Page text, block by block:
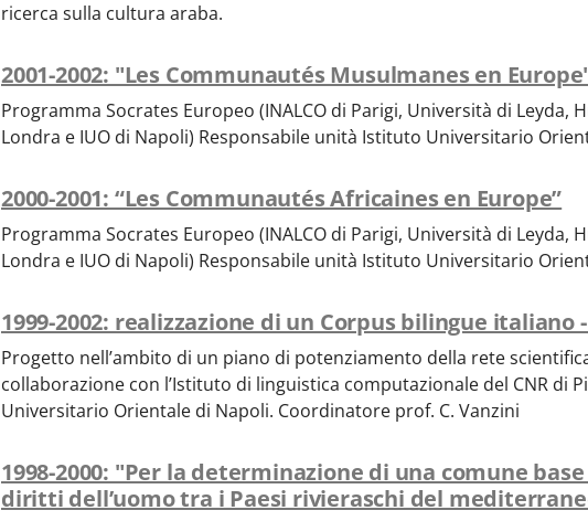
ricerca sulla cultura araba.
2001-2002: "Les Communautés Musulmanes en
Programma Socrates Europeo (INALCO di Parigi, Università di Leyda,
Londra e IUO di Napoli) Responsabile unità Istituto Universitario
2000-2001: “Les Communautés Africaines en Europe”
Programma Socrates Europeo (INALCO di Parigi, Università di Leyda,
Londra e IUO di Napoli) Responsabile unità Istituto Universitario
1999-2002: realizzazione di un Corpus bilingue italiano
Progetto nell’ambito di un piano di potenziamento della rete
collaborazione con l’Istituto di linguistica computazionale del CNR di
Universitario Orientale di Napoli. Coordinatore prof. C. Vanzini
1998-2000: "Per la determinazione di una comune
diritti dell’uomo tra i Paesi rivieraschi del